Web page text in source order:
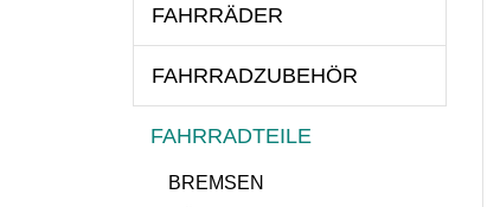
FAHRRÄDER
FAHRRADZUBEHÖR
FAHRRADTEILE
BREMSEN